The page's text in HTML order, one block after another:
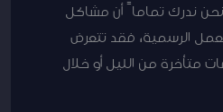
نحن ندرك تماماً أن مشاكل
الرسمية، فقد تتعرض
متأخرة من الليل أو خلال